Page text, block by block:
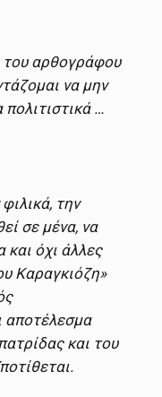
του αρθογράφου
να μην
…
την
σε μένα, να
και όχι άλλες
Καραγκιόζη»
αποτέλεσμα
και του